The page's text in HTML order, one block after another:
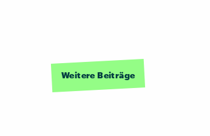
Weitere Beiträge